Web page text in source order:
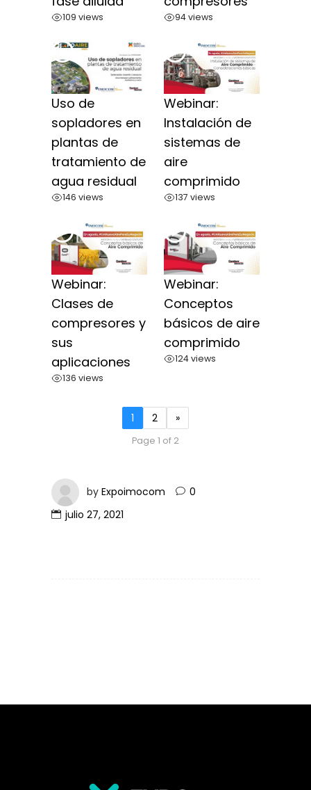
109 views 94 views
Uso de
sopladores en
plantas de
tratamiento de
agua residual
146 views
Webinar:
Instalación de
sistemas de
aire
comprimido
137 views
Webinar:
Clases de
compresores y
sus
aplicaciones
136 views
Webinar:
Conceptos
básicos de aire
comprimido
124 views
1 2 »
Page 1 of 2
by Expoimocom
0
julio 27, 2021